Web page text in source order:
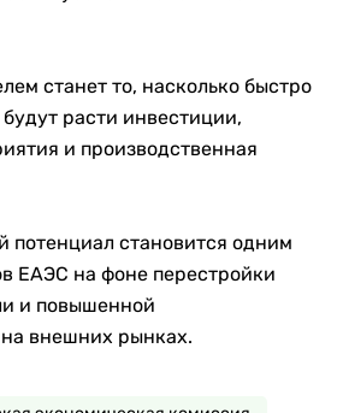
станет то, насколько быстро
расти инвестиции,
и производственная
потенциал становится одним
ЕАЭС на фоне перестройки
и повышенной
внешних рынках.